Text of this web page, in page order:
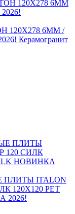
120X278 6ММ /
Керамогранит
ПЛИТЫ ITALON
120Х120 РЕТ
2026!